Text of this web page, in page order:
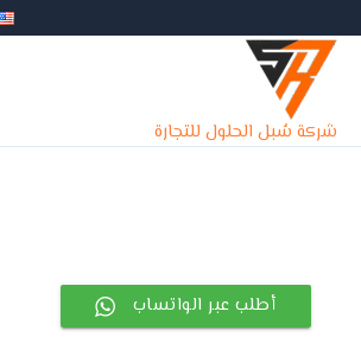
إلى
المحتوى
شركة سُبل الحلول للتجارة
أطلب عبر الواتساب